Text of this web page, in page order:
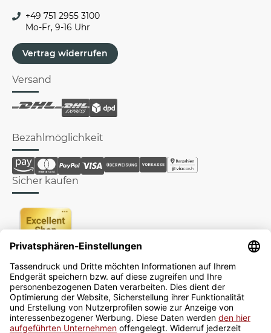
+49 751 2955 3100
Mo-Fr, 9-16 Uhr
Vertrag widerrufen
Versand
Bezahlmöglichkeit
Sicher kaufen
Newsletter